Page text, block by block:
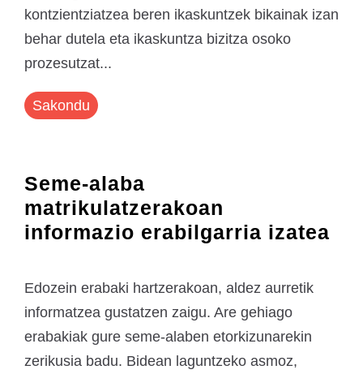
kontzientziatzea beren ikaskuntzek bikainak izan
behar dutela eta ikaskuntza bizitza osoko
prozesutzat...
Sakondu
Seme-alaba
matrikulatzerakoan
informazio erabilgarria izatea
Edozein erabaki hartzerakoan, aldez aurretik
informatzea gustatzen zaigu. Are gehiago
erabakiak gure seme-alaben etorkizunarekin
zerikusia badu. Bidean laguntzeko asmoz,